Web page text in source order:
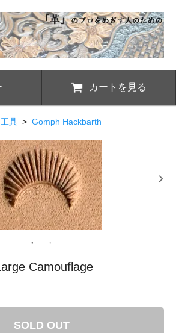
カートを見る
具 > Gomph Hackbarth
Camouflage
SOLD OUT